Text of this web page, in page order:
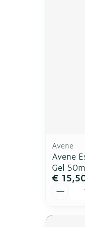
Avene
Avene
Gel
€